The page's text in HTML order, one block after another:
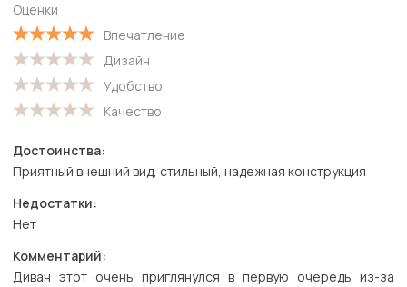
Оценки
Впечатление
Дизайн
Удобство
Качество
Достоинства:
Приятный внешний вид, стильный, надежная конструкция
Недостатки:
Нет
Комментарий:
Диван этот очень приглянулся в первую очередь из-за